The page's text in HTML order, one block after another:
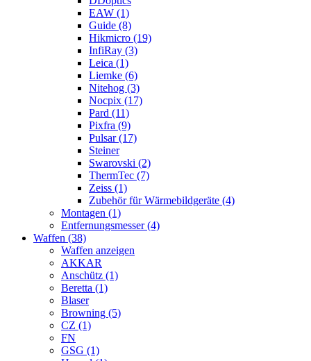
EAW (1)
Guide (8)
Hikmicro (19)
InfiRay (3)
Leica (1)
Liemke (6)
Nitehog (3)
Nocpix (17)
Pard (11)
Pixfra (9)
Pulsar (17)
Steiner
Swarovski (2)
ThermTec (7)
Zeiss (1)
Zubehör für Wärmebildgeräte (4)
Montagen (1)
Entfernungsmesser (4)
Waffen (38)
Waffen anzeigen
AKKAR
Anschütz (1)
Beretta (1)
Blaser
Browning (5)
CZ (1)
FN
GSG (1)